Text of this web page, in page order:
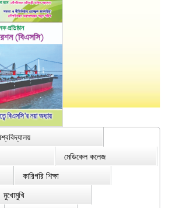
মেডিকেল কলেজ
কারিগরি শিক্ষা
মুখোমুখি